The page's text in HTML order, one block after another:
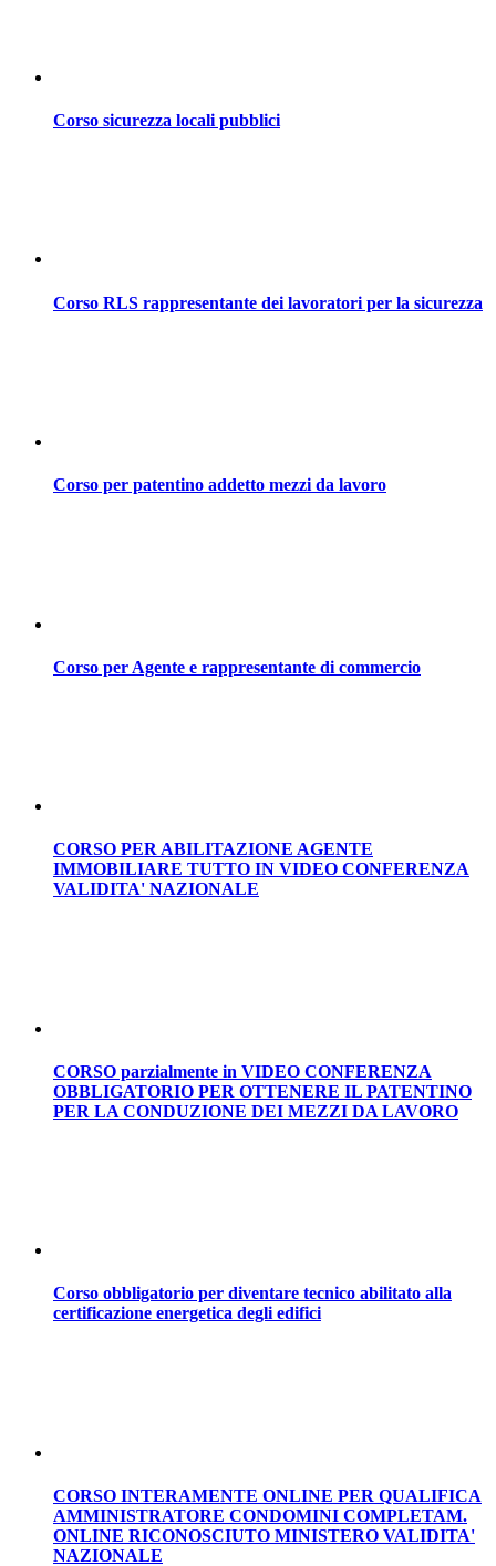
Corso sicurezza locali pubblici
Corso RLS rappresentante dei lavoratori per la sicurezza
Corso per patentino addetto mezzi da lavoro
Corso per Agente e rappresentante di commercio
CORSO PER ABILITAZIONE AGENTE
IMMOBILIARE TUTTO IN VIDEO CONFERENZA
VALIDITA' NAZIONALE
CORSO parzialmente in VIDEO CONFERENZA
OBBLIGATORIO PER OTTENERE IL PATENTINO
PER LA CONDUZIONE DEI MEZZI DA LAVORO
Corso obbligatorio per diventare tecnico abilitato alla
certificazione energetica degli edifici
CORSO INTERAMENTE ONLINE PER QUALIFICA
AMMINISTRATORE CONDOMINI COMPLETAM.
ONLINE RICONOSCIUTO MINISTERO VALIDITA'
NAZIONALE